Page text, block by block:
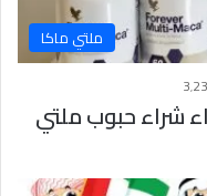
ملتي ماكا
شراء حبوب ملتي